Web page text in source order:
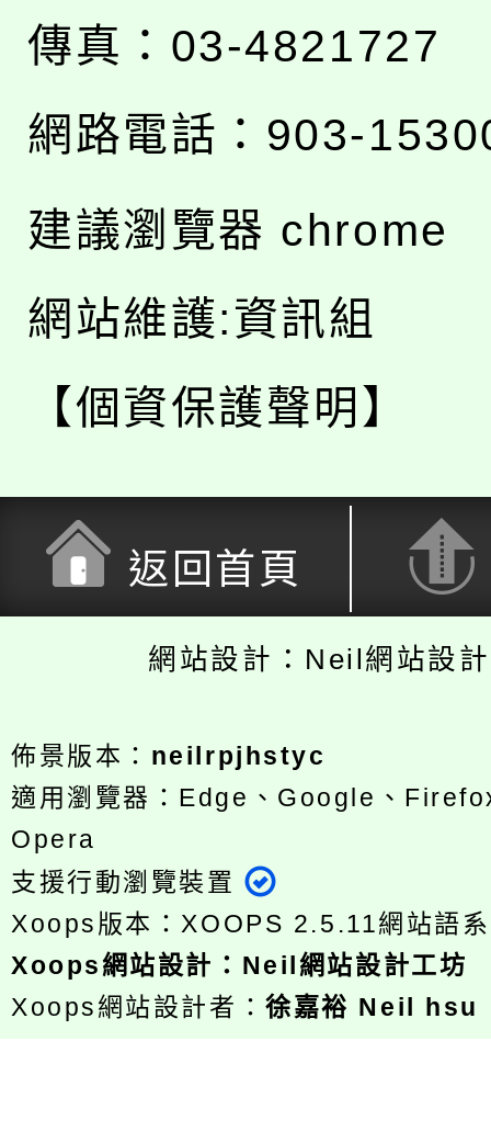
傳真：03-4821727
網路電話：903-
建議瀏覽器 chrome
網站維護:資訊組
【個資保護聲明】
返回首頁
網站設計：Neil網站設
佈景版本： neilrpjhstyc
適用瀏覽器：Edge、Google、
Opera
支援行動瀏覽裝置
Xoops版本： XOOPS 2.5.11網站語
Xoops網站設計 ： Neil網站設計工坊
Xoops網站設計者：徐嘉裕 Neil hsu